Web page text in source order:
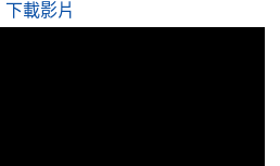
下載影片